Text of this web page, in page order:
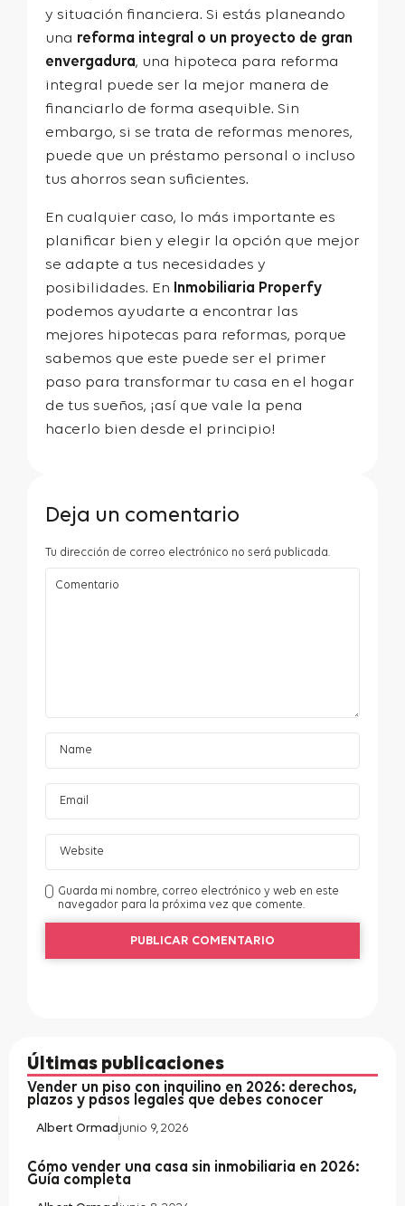
y situación financiera. Si estás planeando
una reforma integral o un proyecto de gran
envergadura, una hipoteca para reforma
integral puede ser la mejor manera de
financiarlo de forma asequible. Sin
embargo, si se trata de reformas menores,
puede que un préstamo personal o incluso
tus ahorros sean suficientes.
En cualquier caso, lo más importante es
planificar bien y elegir la opción que mejor
se adapte a tus necesidades y
posibilidades. En Inmobiliaria Properfy
podemos ayudarte a encontrar las
mejores hipotecas para reformas, porque
sabemos que este puede ser el primer
paso para transformar tu casa en el hogar
de tus sueños, ¡así que vale la pena
hacerlo bien desde el principio!
Deja un comentario
Tu dirección de correo electrónico no será publicada.
Guarda mi nombre, correo electrónico y web en este
navegador para la próxima vez que comente.
Últimas publicaciones
Vender un piso con inquilino en 2026: derechos,
plazos y pasos legales que debes conocer
Albert Ormad junio 9, 2026
Cómo vender una casa sin inmobiliaria en 2026:
Guía completa